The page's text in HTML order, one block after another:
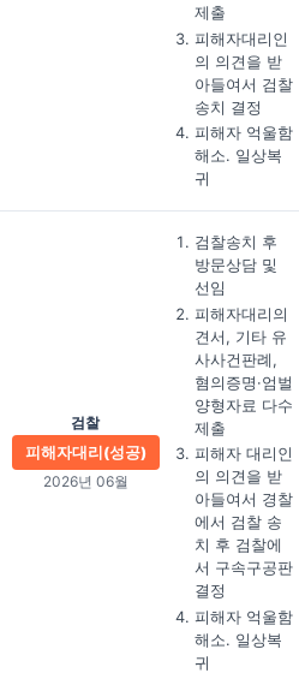
제출
피해자대리인
의 의견을 받
아들여서 검찰
송치 결정
피해자 억울함
해소. 일상복
귀
검찰
피해자대리(성공)
2026년 06월
검찰송치 후
방문상담 및
선임
피해자대리의
견서, 기타 유
사사건판례,
혐의증명·엄벌
양형자료 다수
제출
피해자 대리인
의 의견을 받
아들여서 경찰
에서 검찰 송
치 후 검찰에
서 구속구공판
결정
피해자 억울함
해소. 일상복
귀